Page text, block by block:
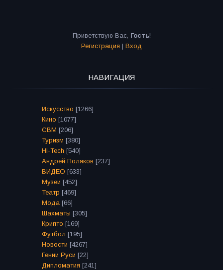
Приветствую Вас, Гость!
Регистрация | Вход
НАВИГАЦИЯ
Искусство [1266]
Кино [1077]
СВМ [206]
Туризм [380]
Hi-Tech [540]
Андрей Поляков [237]
ВИДЕО [633]
Музеи [452]
Театр [469]
Мода [66]
Шахматы [305]
Крипто [169]
Футбол [195]
Новости [4267]
Гении Руси [22]
Дипломатия [241]